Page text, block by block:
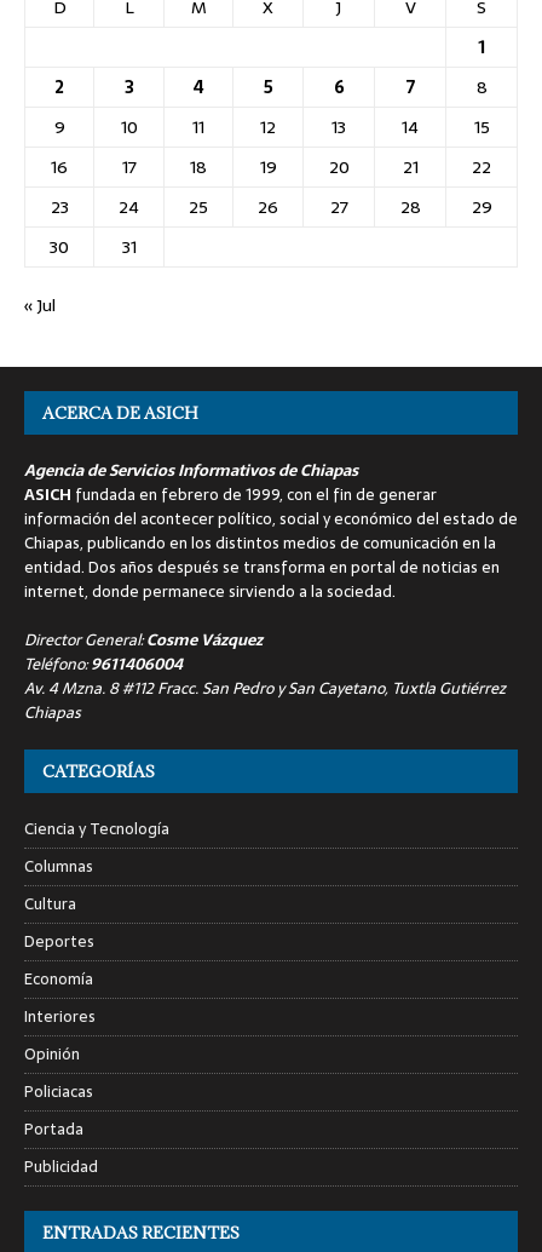
D
L M X J V
S
1
2
3 4 5 6 7
8
9
10 11 12 13 14
15
16
17 18 19 20 21
22
23
24 25 26 27 28
29
30
31
« Jul
ACERCA DE ASICH
Agencia de Servicios Informativos de Chiapas
ASICH fundada en febrero de 1999, con el fin de generar
información del acontecer político, social y económico del estado de
Chiapas, publicando en los distintos medios de comunicación en la
entidad. Dos años después se transforma en portal de noticias en
internet, donde permanece sirviendo a la sociedad.
Director General:Cosme Vázquez
Teléfono:9611406004
Av. 4 Mzna. 8 #112 Fracc. San Pedro y San Cayetano, Tuxtla Gutiérrez
Chiapas
CATEGORÍAS
Ciencia y Tecnología
Columnas
Cultura
Deportes
Economía
Interiores
Opinión
Policiacas
Portada
Publicidad
ENTRADAS RECIENTES